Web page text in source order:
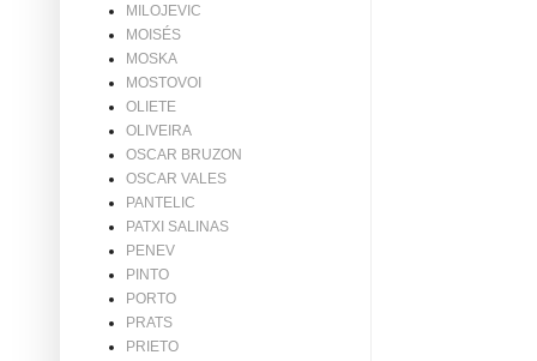
MILOJEVIC
MOISÉS
MOSKA
MOSTOVOI
OLIETE
OLIVEIRA
OSCAR BRUZON
OSCAR VALES
PANTELIC
PATXI SALINAS
PENEV
PINTO
PORTO
PRATS
PRIETO